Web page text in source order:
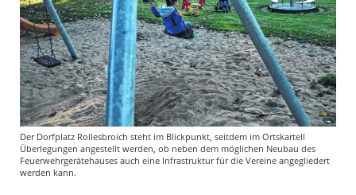
Der Dorfplatz Rollesbroich steht im Blickpunkt, seitdem im Ortskartell
Überlegungen angestellt werden, ob neben dem möglichen Neubau des
Feuerwehrgerätehauses auch eine Infrastruktur für die Vereine angegliedert
werden kann.